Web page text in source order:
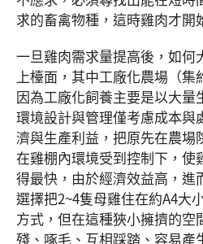
求的畜禽物種，這時雞肉才開
一旦雞肉需求量提高後，如何
上檯面，其中工廠化農場（集
因為工廠化飼養主要是以大量
環境設計與管理僅考慮成本與
濟與生產利益，把原先在農場
在雞棚內環境受到控制下，使
得最快，由於經濟效益高，進
選擇把2~4隻母雞住在約A4大
方式，但在這種狹小擁擠的空
殘、啄毛、互相踩踏、容易產